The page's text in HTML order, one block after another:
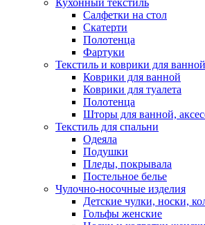
Кухонный текстиль
Салфетки на стол
Скатерти
Полотенца
Фартуки
Текстиль и коврики для
Коврики для ванной
Коврики для туалета
Полотенца
Шторы для ванной,
Текстиль для спальни
Одеяла
Подушки
Пледы, покрывала
Постельное белье
Чулочно-носочные изделия
Детские чулки, носки,
Гольфы женские